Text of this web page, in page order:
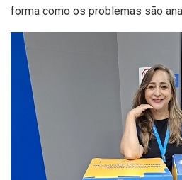
forma como os problemas são